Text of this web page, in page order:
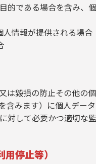
的である場合を含み
情報が提供される場合
は毀損の防止その他の
含みます）に個人デー
対して必要かつ適切
停止等）